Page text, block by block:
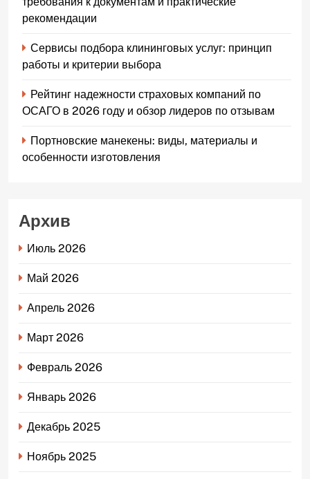
рекомендации
Сервисы подбора клининговых услуг: принцип
работы и критерии выбора
Рейтинг надежности страховых компаний по
ОСАГО в 2026 году и обзор лидеров по отзывам
Портновские манекены: виды, материалы и
особенности изготовления
Архив
Июль 2026
Май 2026
Апрель 2026
Март 2026
Февраль 2026
Январь 2026
Декабрь 2025
Ноябрь 2025